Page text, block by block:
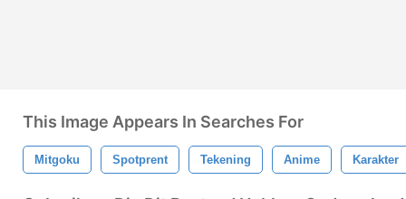
This Image Appears In Searches For
Mitgoku Spotprent Tekening Anime Karakter